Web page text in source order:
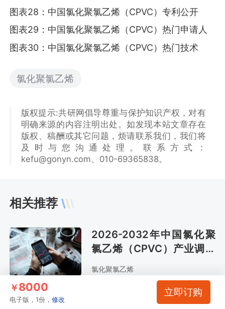
图表28：中国氯化聚氯乙烯（CPVC）专利公开
图表29：中国氯化聚氯乙烯（CPVC）热门申请人
图表30：中国氯化聚氯乙烯（CPVC）热门技术
氯化聚氯乙烯
版权提示:共研网倡导尊重与保护知识产权，对有
明确来源的内容注明出处。如发现本站文章存在
版权、稿酬或其它问题，烦请联系我们，我们将
及时与您沟通处理。联系方式：
kefu@gonyn.com、010-69365838。
相关推荐
2026-2032年中国氯化聚
氯乙烯（CPVC）产业调研
氯化聚氯乙烯
2025-2031年中国氯化聚
￥8000
电子版，1份，修改
立即订购